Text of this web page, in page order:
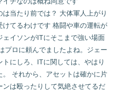
当たり前では？ 大体軍人上がり
てるわけです 格闘や車の運転が
イソンがITにそこまで強い場面
プロに頼んでましたよね。ジェー
にしろ、ITに関しては、やはり
それから、アセットは確かに片
は殴ったりして気絶させてるだ